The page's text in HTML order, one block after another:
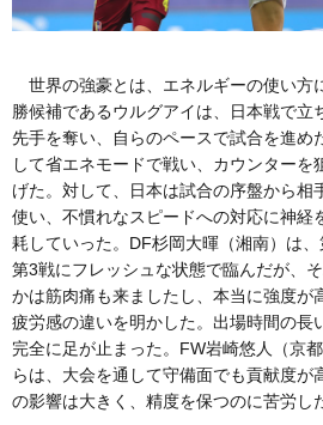
世界の強豪とは、エネルギーの使い方
勝候補であるウルグアイは、日本戦で立
先手を奪い、自らのペースで試合を進め
して省エネモードで戦い、カウンターを
げた。対して、日本は試合の序盤から相
使い、不慣れなスピードへの対応に神経
耗していった。DF杉岡大暉（湘南）は、
第3戦にフレッシュな状態で臨んだが、
かは筋肉痛も来ましたし、本当に強度が
疲労感の違いを明かした。出場時間の長
完全に足が止まった。FW岩崎悠人（京
らは、大会を通して守備面でも貢献度が
の影響は大きく、精度を保つのに苦労し